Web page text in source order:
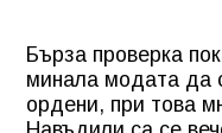
Бърза проверка
минала модата да
ордени, при това